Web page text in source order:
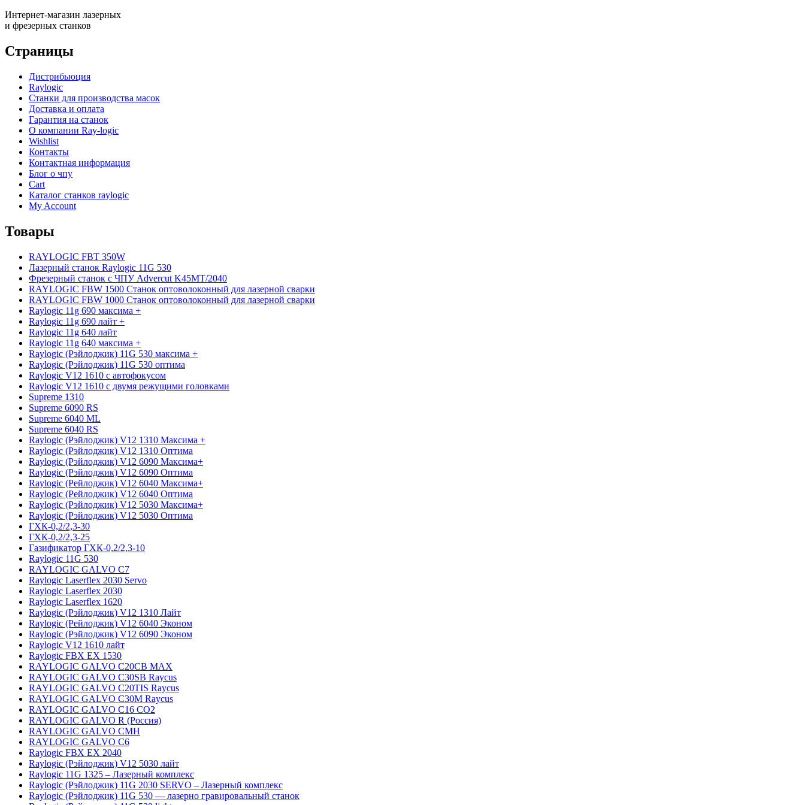
Интернет-магазин лазерных
и фрезерных станков
Страницы
Дистрибьюция
Raylogic
Станки для производства масок
Доставка и оплата
Гарантия на станок
О компании Ray-logic
Wishlist
Контакты
Контактная информация
Блог о чпу
Cart
Каталог станков raylogic
My Account
Товары
RAYLOGIC FBT 350W
Лазерный станок Raylogic 11G 530
Фрезерный станок с ЧПУ Advercut K45MT/2040
RAYLOGIC FBW 1500 Станок оптоволоконный для лазерной сварки
RAYLOGIC FBW 1000 Станок оптоволоконный для лазерной сварки
Raylogic 11g 690 максима +
Raylogic 11g 690 лайт +
Raylogic 11g 640 лайт
Raylogic 11g 640 максима +
Raylogic (Рэйлоджик) 11G 530 максима +
Raylogic (Рэйлоджик) 11G 530 оптима
Raylogic V12 1610 с автофокусом
Raylogic V12 1610 с двумя режущими головками
Supreme 1310
Supreme 6090 RS
Supreme 6040 ML
Supreme 6040 RS
Raylogic (Рэйлоджик) V12 1310 Максима +
Raylogic (Рэйлоджик) V12 1310 Оптима
Raylogic (Рэйлоджик) V12 6090 Максима+
Raylogic (Рэйлоджик) V12 6090 Оптима
Raylogic (Рейлоджик) V12 6040 Максима+
Raylogic (Рейлоджик) V12 6040 Оптима
Raylogic (Рэйлоджик) V12 5030 Максима+
Raylogic (Рэйлоджик) V12 5030 Оптима
ГХК-0,2/2,3-30
ГХК-0,2/2,3-25
Газификатор ГХК-0,2/2,3-10
Raylogic 11G 530
RAYLOGIC GALVO С7
Raylogic Laserflex 2030 Servo
Raylogic Laserflex 2030
Raylogic Laserflex 1620
Raylogic (Рэйлоджик) V12 1310 Лайт
Raylogic (Рейлоджик) V12 6040 Эконом
Raylogic (Рэйлоджик) V12 6090 Эконом
Raylogic V12 1610 лайт
Raylogic FBX EX 1530
RAYLOGIC GALVO С20CB MAX
RAYLOGIC GALVO С30SB Raycus
RAYLOGIC GALVO C20TIS Raycus
RAYLOGIC GALVO С30M Raycus
RAYLOGIC GALVO С16 CO2
RAYLOGIC GALVO R (Россия)
RAYLOGIC GALVO CMH
RAYLOGIC GALVO С6
Raylogic FBX EX 2040
Raylogic (Рэйлоджик) V12 5030 лайт
Raylogic 11G 1325 – Лазерный комплекс
Raylogic (Рэйлоджик) 11G 2030 SERVO – Лазерный комплекс
Raylogic (Рэйлоджик) 11G 530 — лазерно гравировальный станок